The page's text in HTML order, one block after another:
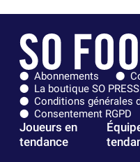
Abonnements
La boutique SO PRESS
Conditions générales
Consentement RGPD
Joueurs en
tendance